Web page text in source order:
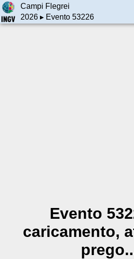
Campi Flegrei
2026▸ Evento 53226
Evento
caricamento,